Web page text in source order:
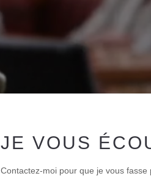
JE VOUS
Contactez-moi pour que je vous